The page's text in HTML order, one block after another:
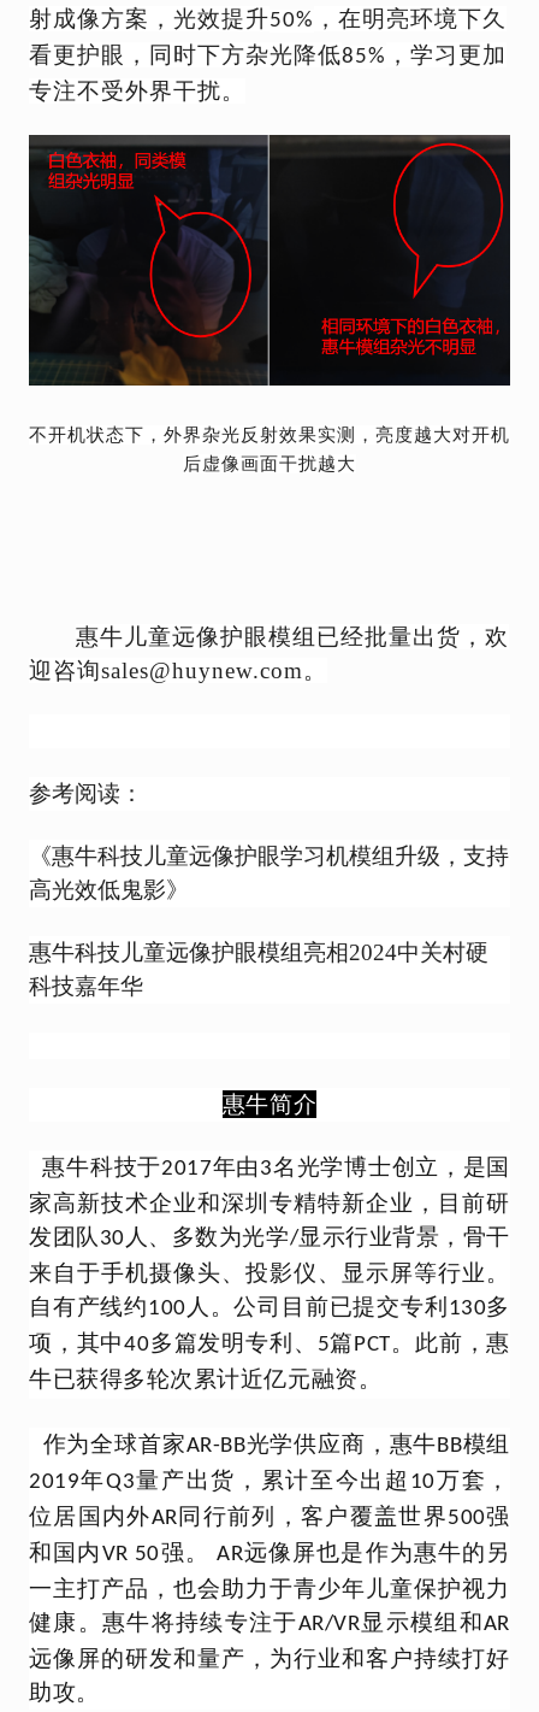
射成像方案， 光效提升50% ，在明亮环境下久
看更护眼 ， 同时下方杂光降低85% ，学习更加
专注不受外界干扰。
不开机状态下，外界杂光反射效果实测，亮度越大对开机
后虚像画面干扰越大
惠牛儿童远像护眼模组已经批量出货，欢
迎咨询sales@huynew.com。
参考阅读：
《惠牛科技儿童远像护眼学习机模组升级，支持
高光效低鬼影》
惠牛科技儿童远像护眼模组亮相2024中关村硬
科技嘉年华
惠牛简介
惠牛科技于2017年由 3名光学博士创立，是国
家高新技术企业和深圳专精特新企业，目前研
发团队 30 人、多数为光学/显示行业背景，骨干
来自于手机摄像头、投影仪、显示屏等行业。
自有产线约100 人。公司目前已提交专利 130多
项，其中40多篇发明专利、 5篇PCT。此前，惠
牛已获得多轮次累计近亿元融资。
作为全球首家AR-BB光学供应商，惠牛BB模组
2019年Q3量产出货，累计至今出超 10万套，
位居国内外AR 同行前列，客户覆盖世界500强
和国内 VR 50强。 AR远像屏也是作为惠牛的另
一主打产品，也会助力于青少年儿童保护视力
健康。惠牛将持续专注于AR/VR显示模组和AR
远像屏的研发和量产，为行业和客户持续打好
助攻。